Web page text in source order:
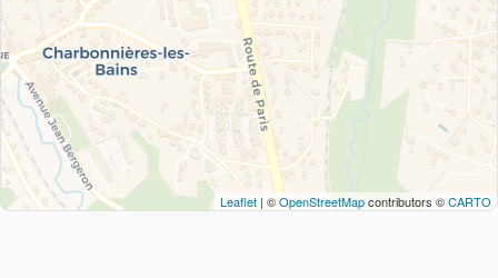
Leaflet | ©OpenStreetMapcontributors ©CARTO